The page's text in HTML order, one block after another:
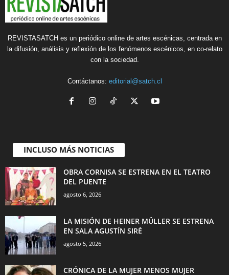
REVISTASATCH es un periódico online de artes escénicas, centrada en
la difusión, análisis y reflexión de los fenómenos escénicos, en co-relato
con la sociedad.
Contáctanos: editorial@satch.cl
INCLUSO MÁS NOTICIAS
OBRA CORNISA SE ESTRENA EN EL TEATRO
DEL PUENTE
agosto 6, 2026
LA MISIÓN DE HEINER MÜLLER SE ESTRENA
EN SALA AGUSTÍN SIRÉ
agosto 5, 2026
CRÓNICA DE LA MUJER MENOS MUJER